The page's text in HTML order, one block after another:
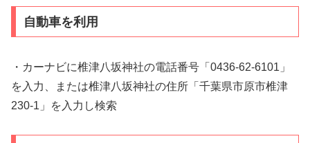
自動車を利用
・カーナビに椎津八坂神社の電話番号「0436-62-6101」
を入力、または椎津八坂神社の住所「千葉県市原市椎津
230-1」を入力し検索